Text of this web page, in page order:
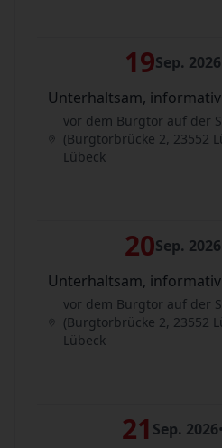
19Sep. 2026
Unterhaltsam,
vor dem Burgtor auf der
(Burgtorbrücke 2, 23552
Lübeck
20Sep. 2026
Unterhaltsam,
vor dem Burgtor auf der
(Burgtorbrücke 2, 23552
Lübeck
21 Sep. 2026•